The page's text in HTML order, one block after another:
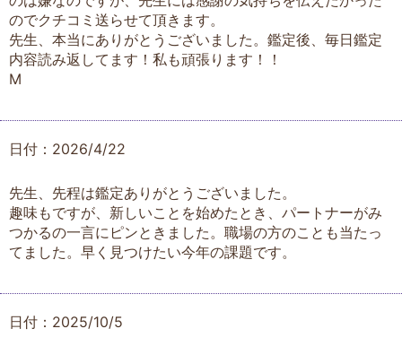
のでクチコミ送らせて頂きます。
先生、本当にありがとうございました。鑑定後、毎日鑑定
内容読み返してます！私も頑張ります！！
M
日付：2026/4/22
先生、先程は鑑定ありがとうございました。
趣味もですが、新しいことを始めたとき、パートナーがみ
つかるの一言にピンときました。職場の方のことも当たっ
てました。早く見つけたい今年の課題です。
日付：2025/10/5